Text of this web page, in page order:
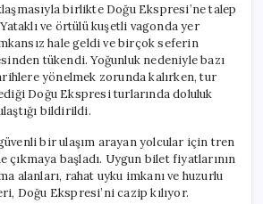
birlikte Doğu Ekspresi’ne talep
ve örtülü kuşetli vagonda yer
hale geldi ve birçok seferin
tükendi. Yoğunluk nedeniyle bazı
yönelmek zorunda kalırken, tur
Doğu Ekspresi turlarında doluluk
bildirildi.
bir ulaşım arayan yolcular için tren
çıkmaya başladı. Uygun bilet fiyatlarının
alanları, rahat uyku imkanı ve huzurlu
Doğu Ekspresi’ni cazip kılıyor.